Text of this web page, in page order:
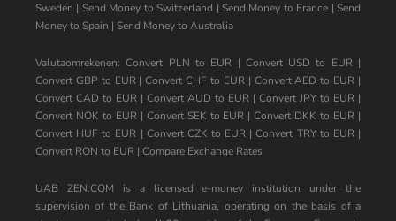
Sweden | Send Money to Switzerland | Send Money to France | Send
Money to Spain | Send Money to Australia
Valutaomrekenen:Convert PLN to EUR | Convert USD to EUR|
Convert GBP to EUR|Convert CHF to EUR| Convert AED to EUR |
Convert CAD to EUR | Convert AUD to EUR | Convert JPY to EUR |
Convert NOK to EUR| Convert SEK to EUR |Convert DKK to EUR |
Convert HUF to EUR | Convert CZK to EUR |Convert TRY to EUR|
Convert RON to EUR | Compare Exchange Rates
UAB ZEN.COM is a licensed e-money institution under the
supervision of the Bank of Lithuania, operating on the basis of a